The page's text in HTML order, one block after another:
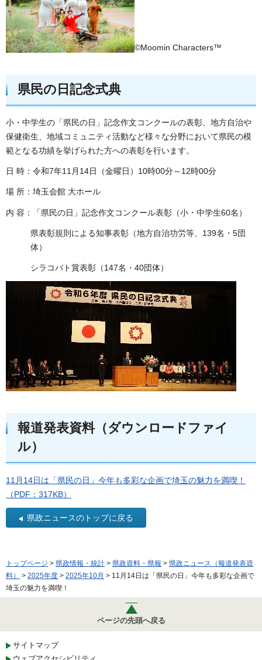
©Moomin Characters™
県民の日記念式典
小・中学生の「県民の日」記念作文コンクールの表彰、地方自治や
保健衛生、地域コミュニティ活動など様々な分野において県民の模
範となる功績を挙げられた方への表彰を行います。
日 時：令和7年11月14日（金曜日）10時00分～12時00分
場 所：埼玉会館 大ホール
内 容：「県民の日」記念作文コンクール表彰（小・中学生60名）
県表彰規則による知事表彰（地方自治功労等、139名・5団
体）
シラコバト賞表彰（147名・40団体）
報道発表資料（ダウンロードファイ
ル）
11月14日は「県民の日」今年も多彩な企画で埼玉の魅力を満喫！
（PDF：317KB）
県政ニュースのトップに戻る
トップページ > 県政情報・統計 > 県政資料・県報 > 県政ニュース（報道発表資
料）
> 2025年度 > 2025年10月 > 11月14日は「県民の日」今年も多彩な企画で
埼玉の魅力を満喫！
ページの先頭へ戻る
サイトマップ